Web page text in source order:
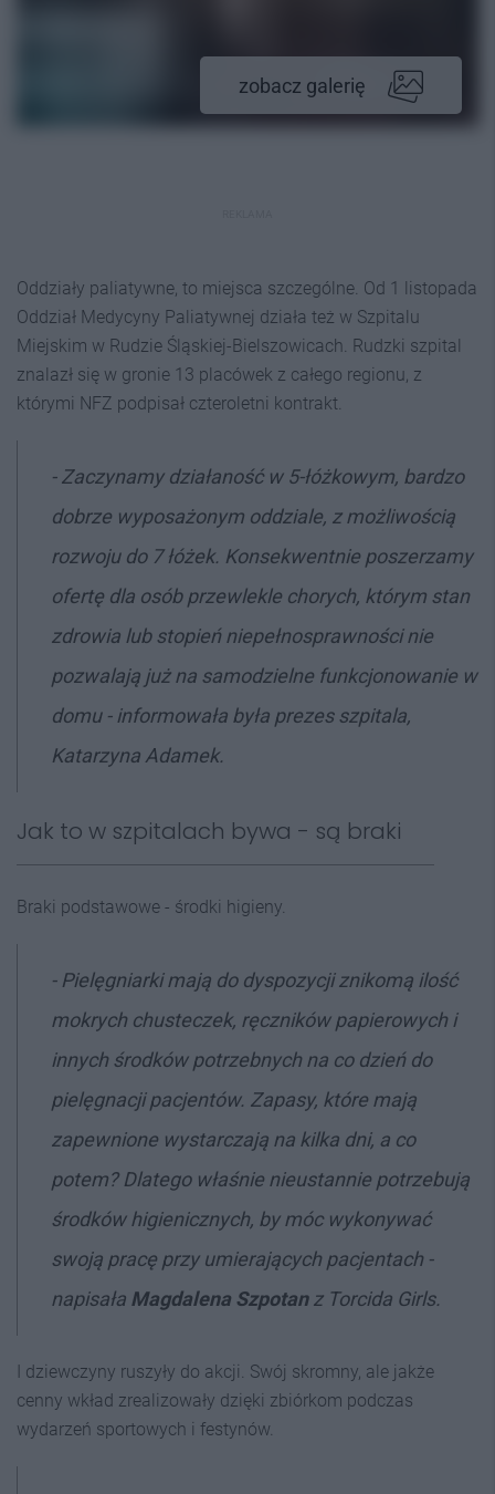
zobacz galerię
Oddziały paliatywne, to miejsca szczególne. Od 1 listopada
Oddział Medycyny Paliatywnej działa też w Szpitalu
Miejskim w Rudzie Śląskiej-Bielszowicach. Rudzki szpital
znalazł się w gronie 13 placówek z całego regionu, z
którymi NFZ podpisał czteroletni kontrakt.
- Zaczynamy działaność w 5-łóżkowym, bardzo
dobrze wyposażonym oddziale, z możliwością
rozwoju do 7 łóżek. Konsekwentnie poszerzamy
ofertę dla osób przewlekle chorych, którym stan
zdrowia lub stopień niepełnosprawności nie
pozwalają już na samodzielne funkcjonowanie w
domu - informowała była prezes szpitala,
Katarzyna Adamek.
Jak to w szpitalach bywa - są braki
Braki podstawowe - środki higieny.
- Pielęgniarki mają do dyspozycji znikomą ilość
mokrych chusteczek, ręczników papierowych i
innych środków potrzebnych na co dzień do
pielęgnacji pacjentów. Zapasy, które mają
zapewnione wystarczają na kilka dni, a co
potem? Dlatego właśnie nieustannie potrzebują
środków higienicznych, by móc wykonywać
swoją pracę przy umierających pacjentach -
napisała Magdalena Szpotanz Torcida Girls.
I dziewczyny ruszyły do akcji. Swój skromny, ale jakże
cenny wkład zrealizowały dzięki zbiórkom podczas
wydarzeń sportowych i festynów.